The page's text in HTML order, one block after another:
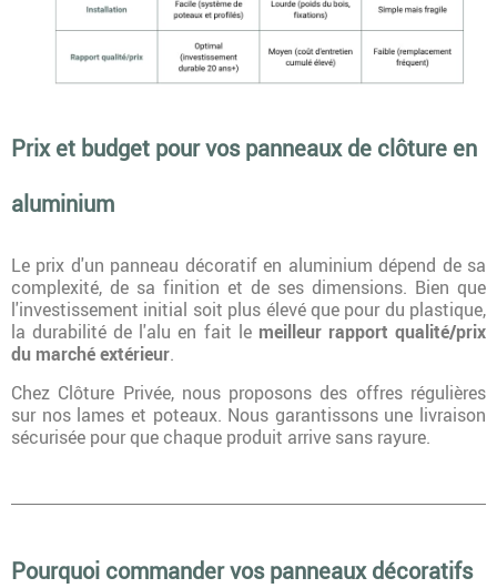
Prix et budget pour vos panneaux de clôture en
aluminium
Le prix d'un panneau décoratif en aluminium dépend de sa
complexité, de sa finition et de ses dimensions. Bien que
l'investissement initial soit plus élevé que pour du plastique,
la durabilité de l'alu en fait le meilleur rapport qualité/prix
du marché extérieur.
Chez Clôture Privée, nous proposons des offres régulières
sur nos lames et poteaux. Nous garantissons une livraison
sécurisée pour que chaque produit arrive sans rayure.
Pourquoi commander vos panneaux décoratifs